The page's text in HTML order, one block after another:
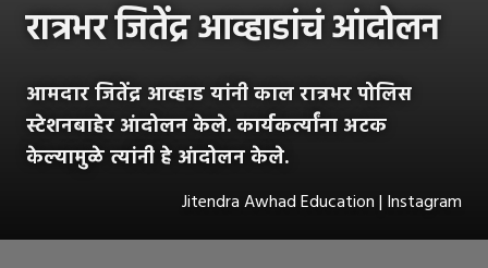
रात्रभर जितेंद्र आव्हाडांचं आंदोलन
आमदार जितेंद्र आव्हाड यांनी काल रात्रभर पोलिस
स्टेशनबाहेर आंदोलन केले. कार्यकर्त्यांना अटक
केल्यामुळे त्यांनी हे आंदोलन केले.
Jitendra Awhad Education | Instagram